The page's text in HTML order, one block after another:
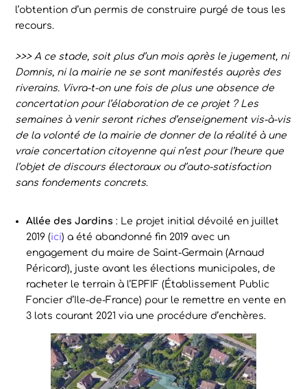
l’obtention d’un permis de construire purgé de tous les
recours.
>>> A ce stade, soit plus d’un mois après le jugement, ni
Domnis, ni la mairie ne se sont manifestés auprès des
riverains. Vivra-t-on une fois de plus une absence de
concertation pour l’élaboration de ce projet ? Les
semaines à venir seront riches d’enseignement vis-à-vis
de la volonté de la mairie de donner de la réalité à une
vraie concertation citoyenne qui n’est pour l’heure que
l’objet de discours électoraux ou d’auto-satisfaction
sans fondements concrets.
Allée des Jardins: Le projet initial dévoilé en juillet
2019 (ici) a été abandonné fin 2019 avec un
engagement du maire de Saint-Germain (Arnaud
Péricard), juste avant les élections municipales, de
racheter le terrain à l’EPFIF (Établissement Public
Foncier d’Ile-de-France) pour le remettre en vente en
3 lots courant 2021 via une procédure d’enchères.